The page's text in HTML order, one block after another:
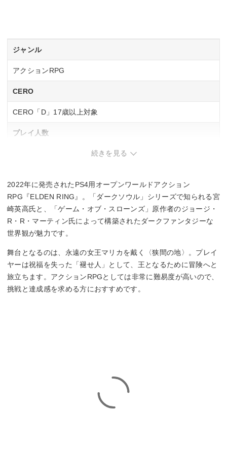
ジャンル
アクションRPG
CERO
CERO「D」17歳以上対象
プレイ人数
～6 人
続きを見る
2022年に発売されたPS4用オープンワールドアクション
RPG『ELDEN RING』。「ダークソウル」シリーズで知られる宮
崎英高氏と、「ゲーム・オブ・スローンズ」原作者のジョージ・
R・R・マーティン氏によって構築されたダークファンタジーな
世界観が魅力です。
舞台となるのは、永遠の女王マリカを戴く〈狭間の地〉。プレイ
ヤーは祝福を失った「褪せ人」として、王となるために冒険へと
旅立ちます。アクションRPGとしては非常に難易度が高いので、
挑戦と達成感を求める方におすすめです。